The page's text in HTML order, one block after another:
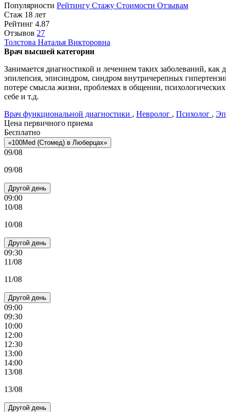
Популярности Рейтингу Стажу Стоимости Отзывам
Стаж 18 лет
Рейтинг 4.87
Отзывов 27
Толстова Наталья Викторовна
Врач высшей категории
Занимается диагностикой и лечением таких заболеваний,
эпилепсия, эписиндром, синдром внутричерепных
потере смысла жизни, проблемах в общении,
себе и т.д.
Врач функциональной диагностики , Невролог , Психолог ,
Цена первичного приема
Бесплатно
«100Med (Стомед) в Люберцах»
09/08
09/08
Другой день
09:00
10/08
10/08
Другой день
09:30
11/08
11/08
Другой день
09:00
09:30
10:00
12:00
12:30
13:00
14:00
13/08
13/08
Другой день